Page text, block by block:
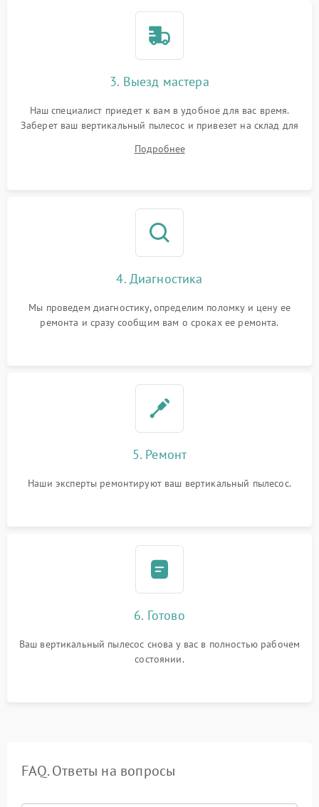
3. Выезд мастера
Наш специалист приедет к вам в удобное для вас время.
Заберет ваш вертикальный пылесос и привезет на склад для
Подробнее
4. Диагностика
Мы проведем диагностику, определим поломку и цену ее
ремонта и сразу сообщим вам о сроках ее ремонта.
5. Ремонт
Наши эксперты ремонтируют ваш вертикальный пылесос.
6. Готово
Ваш вертикальный пылесос снова у вас в полностью рабочем
состоянии.
FAQ. Ответы на вопросы